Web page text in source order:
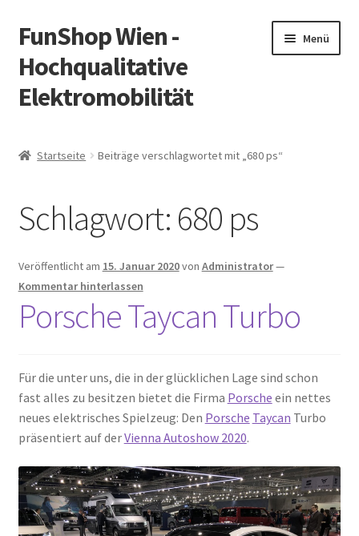
Zur
Navigation
springen
Zum
Inhalt
springen
FunShop Wien -
Hochqualitative
Elektromobilität
Menü
Vorsicht Internetbetrug
Über FunShop
Impressum
Startseite Beiträge verschlagwortet mit „680 ps“
Schlagwort: 680 ps
Veröffentlicht am 15. Januar 2020von Administrator—
Kommentar hinterlassen
Porsche Taycan Turbo
Für die unter uns, die in der glücklichen Lage sind schon
fast alles zu besitzen bietet die Firma Porsche ein nettes
neues elektrisches Spielzeug: Den Porsche Taycan Turbo
präsentiert auf derVienna Autoshow 2020.